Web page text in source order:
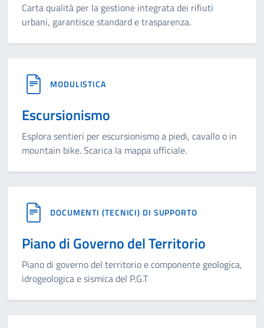
Carta qualità per la gestione integrata dei rifiuti
urbani, garantisce standard e trasparenza.
MODULISTICA
Escursionismo
Esplora sentieri per escursionismo a piedi, cavallo o in
mountain bike. Scarica la mappa ufficiale.
DOCUMENTI (TECNICI) DI SUPPORTO
Piano di Governo del Territorio
Piano di governo del territorio e componente geologica,
idrogeologica e sismica del P.G.T